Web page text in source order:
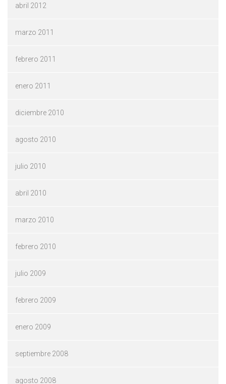
abril 2012
marzo 2011
febrero 2011
enero 2011
diciembre 2010
agosto 2010
julio 2010
abril 2010
marzo 2010
febrero 2010
julio 2009
febrero 2009
enero 2009
septiembre 2008
agosto 2008